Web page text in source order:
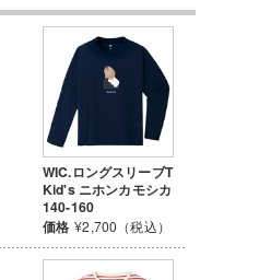
WIC.ロングスリーブT
Kid's ニホンカモシカ
140-160
価格 ¥2,700（税込）